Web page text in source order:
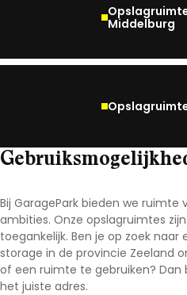
Middelburg
Bij GaragePark bieden we ruimte
ambities. Onze opslagruimtes
toegankelijk. Ben je op zoek naar
storage in de provincie Zeeland
of een ruimte te gebruiken? Dan
het juiste adres.